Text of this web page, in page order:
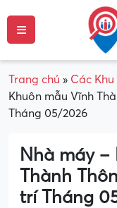
Trang chủ » Các
Khuôn mẫu Vĩnh
Tháng 05/2026
Nhà máy –
Thành
trí Tháng